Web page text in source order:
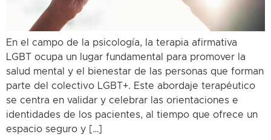
En el campo de la psicología, la terapia afirmativa
LGBT ocupa un lugar fundamental para promover la
salud mental y el bienestar de las personas que forman
parte del colectivo LGBT+. Este abordaje terapéutico
se centra en validar y celebrar las orientaciones e
identidades de los pacientes, al tiempo que ofrece un
espacio seguro y […]